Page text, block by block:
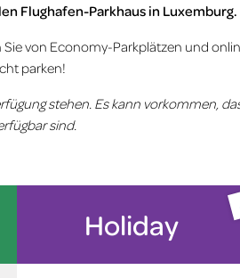
Flughafen-Parkhaus in Luxemburg.
von Economy-Parkplätzen und
parken!
stehen. Es kann vorkommen,
sind.
Holiday